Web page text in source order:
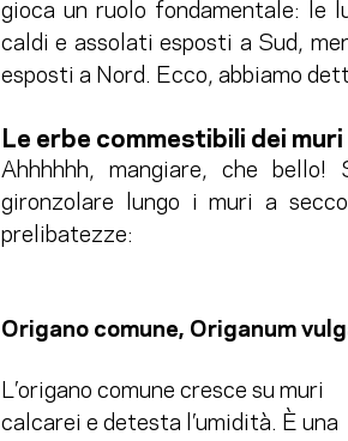
gioca un ruolo fondamentale: le
caldi e assolati esposti a Sud,
esposti a Nord. Ecco, abbiamo
Le erbe commestibili dei muri
Ahhhhhh, mangiare, che
gironzolare lungo i muri a
prelibatezze:
Origano comune, Origanum
L’origano comune cresce su muri
calcarei e detesta l’umidità. È una